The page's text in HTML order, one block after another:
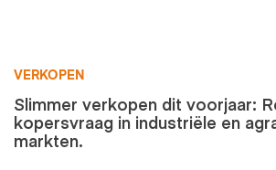
VERKOPEN
Slimmer verkopen dit voorjaar:
kopersvraag in industriële en
markten.